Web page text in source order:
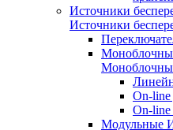
Источники
Источники
On-
On-
Модульные